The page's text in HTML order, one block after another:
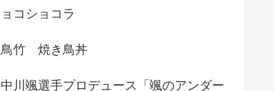
ョコショコラ
鳥竹 焼き鳥丼
中川颯選手プロデュース「颯のアンダー